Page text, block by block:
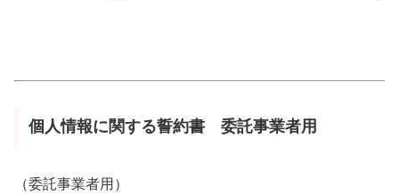
個人情報に関する誓約書 委託事業者用
（委託事業者用）